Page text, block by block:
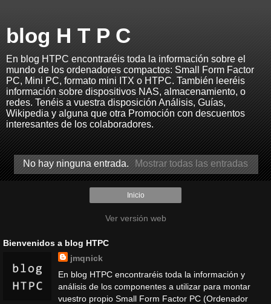
blog H T P C
En blog HTPC encontraréis toda la información sobre el
mundo de los ordenadores compactos: Small Form Factor
PC, Mini PC, formato mini ITX o HTPC. También leeréis
información sobre dispositivos NAS, almacenamiento, o
redes. Tenéis a vuestra disposición Análisis, Guías,
Wikipedia y alguna que otra Promoción con descuentos
interesantes de los colaboradores.
No hay ninguna entrada. Mostrar todas las entradas
Inicio
Ver versión web
Bienvenidos a blog HTPC
jmqnick
En blog HTPC encontraréis toda la información y
análisis de los componentes a utilizar para montar
vuestro propio Small Form Factor PC (Ordenador